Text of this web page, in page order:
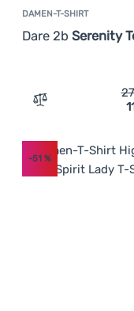
DAMEN-T-SHIRT
Dare 2b Serenity
Zum Vergleich
-51 %